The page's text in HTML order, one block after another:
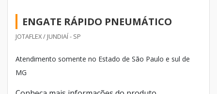
ENGATE RÁPIDO PNEUMÁTICO
JOTAFLEX / JUNDIAÍ - SP
Atendimento somente no Estado de São Paulo e sul de
MG